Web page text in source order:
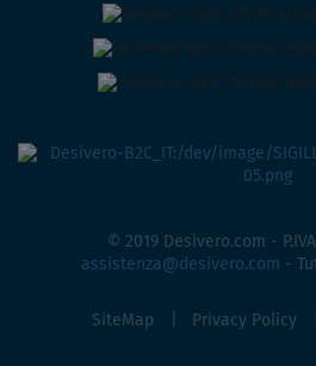
© 2019 Desivero.com -
assistenza@desivero.com -
SiteMap Privacy Policy